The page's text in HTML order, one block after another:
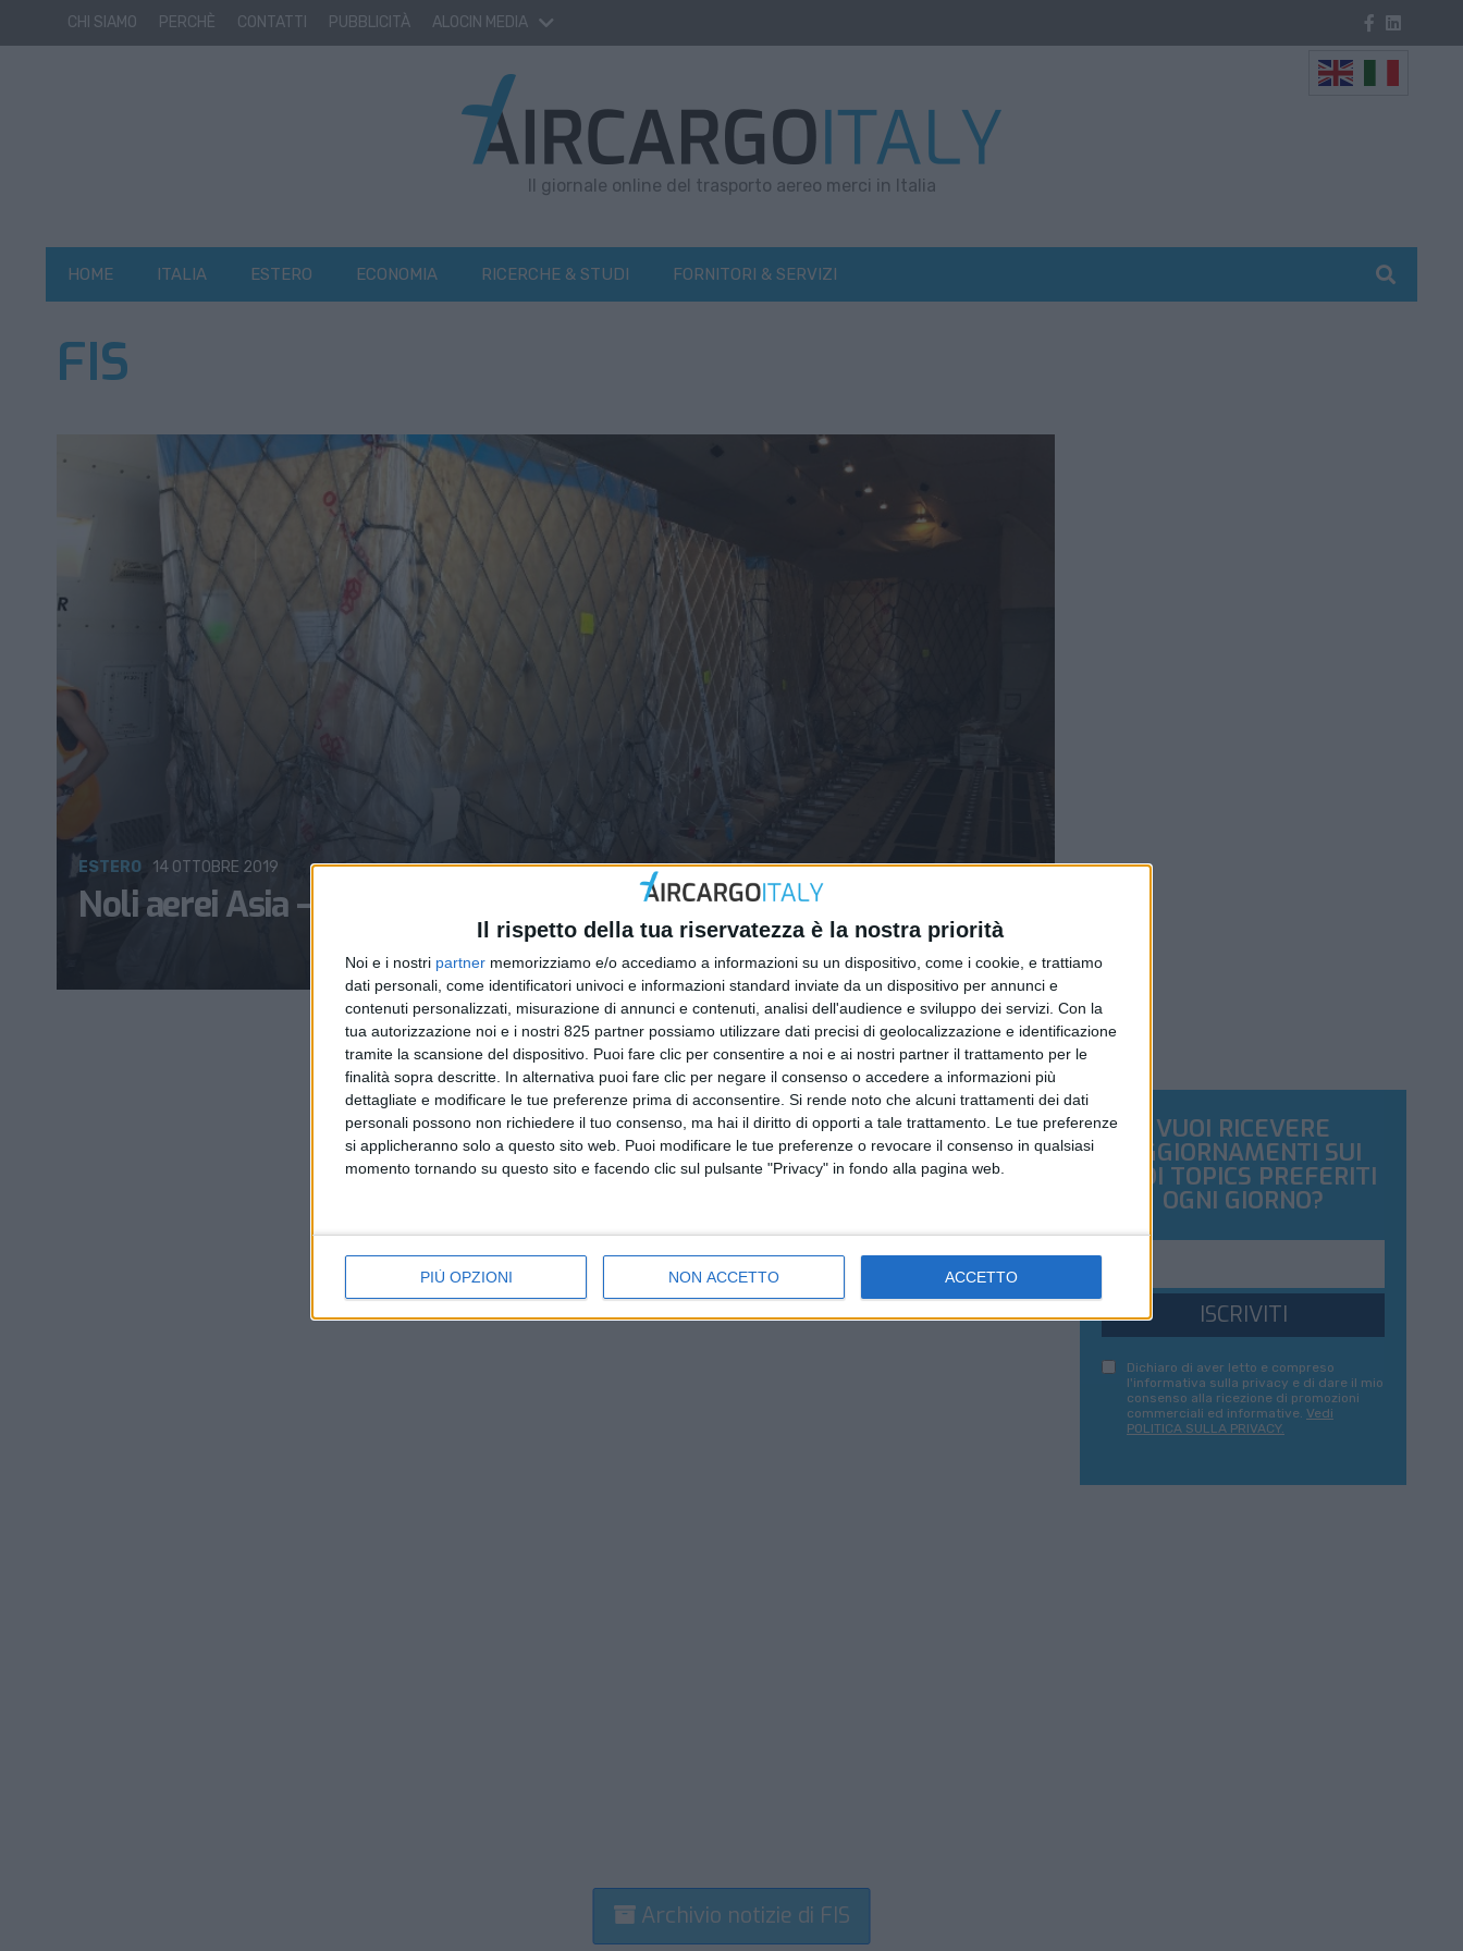
Il rispetto della tua riservatezza è la nostra priorità
Noi e i nostri partner memorizziamo e/o accediamo a informazioni su un dispositivo, come i cookie, e trattiamo
dati personali, come identificatori univoci e informazioni standard inviate da un dispositivo per annunci e
contenuti personalizzati, misurazione di annunci e contenuti, analisi dell'audience e sviluppo dei servizi. Con la
tua autorizzazione noi e i nostri 825 partner possiamo utilizzare dati precisi di geolocalizzazione e identificazione
tramite la scansione del dispositivo. Puoi fare clic per consentire a noi e ai nostri partner il trattamento per le
finalità sopra descritte. In alternativa puoi fare clic per negare il consenso o accedere a informazioni più
dettagliate e modificare le tue preferenze prima di acconsentire. Si rende noto che alcuni trattamenti dei dati
personali possono non richiedere il tuo consenso, ma hai il diritto di opporti a tale trattamento. Le tue preferenze
si applicheranno solo a questo sito web. Puoi modificare le tue preferenze o revocare il consenso in qualsiasi
momento tornando su questo sito e facendo clic sul pulsante "Privacy" in fondo alla pagina web.
PIÙ OPZIONI NON ACCETTO ACCETTO
CHI SIAMO PERCHÈ CONTATTI PUBBLICITÀ ALOCIN MEDIA
Il giornale online del trasporto aereo merci in Italia
HOME ITALIA ESTERO ECONOMIA RICERCHE & STUDI FORNITORI & SERVIZI
FIS
Noli aerei Asia – Europa sulle montagne russe
ESTERO 14 OTTOBRE 2019
VUOI RICEVERE
AGGIORNAMENTI SUI
TUOI TOPICS PREFERITI
OGNI GIORNO?
ISCRIVITI
Dichiaro di aver letto e compreso
l'informativa sulla privacy e di dare il mio
consenso alla ricezione di promozioni
commerciali ed informative. Vedi
POLITICA SULLA PRIVACY.
Archivio notizie di FIS